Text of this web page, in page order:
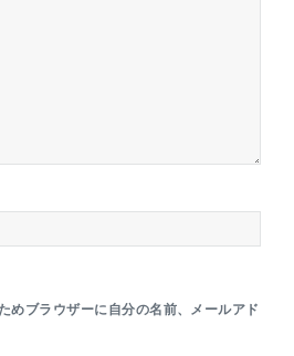
めブラウザーに自分の名前、メールアド